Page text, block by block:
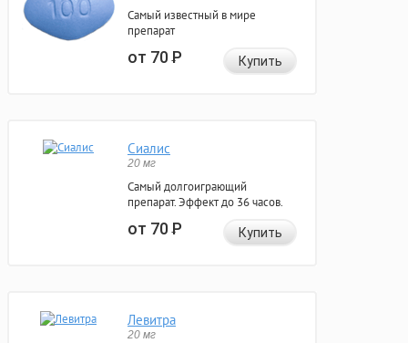
Самый известный в мире
препарат
от 70Р Купить
Сиалис
20 мг
Самый долгоиграющий
препарат. Эффект до 36 часов.
от 70Р Купить
Левитра
20 мг